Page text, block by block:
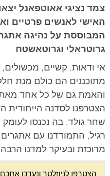
צמד נציגי אאוטפאנל
האישי לאנשים פרטיים
המבוססת על נהיגה
גרוטראלי וגרוטאשטח
אי ודאות, קשיים,
מתוכננים הם כולם מנת
והאמת גם של כל אחד
הצטרפנו לסדנה הייחודית
שחר גולד, בה נכנסו
רגיל, התמודדנו עם אתגרים
מרוכזת ובעיקר למדנו הרבה
הצטרפו לניוזלטר ונעדכן